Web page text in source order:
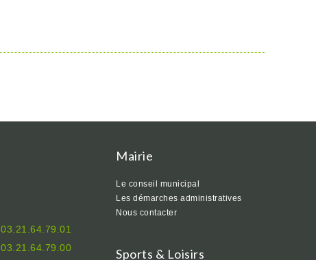
03.21.64.79.01
03.21.64.79.00
Mairie
Le conseil municipal
Les démarches administratives
Nous contacter
Sports & Loisirs